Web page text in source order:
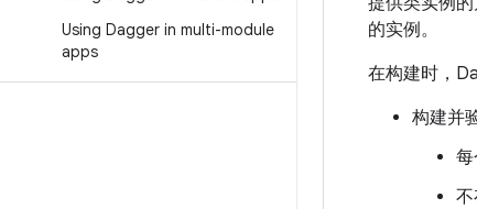
Using Dagger in multi-module
apps
的实例。
在构建时，
构建并
不